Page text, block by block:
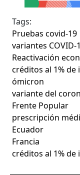
Tags:
Pruebas covid-19
variantes COVID-
Reactivación
créditos al 1%
ómicron
variante del
Frente Popular
prescripción
Ecuador
Francia
créditos al 1% de